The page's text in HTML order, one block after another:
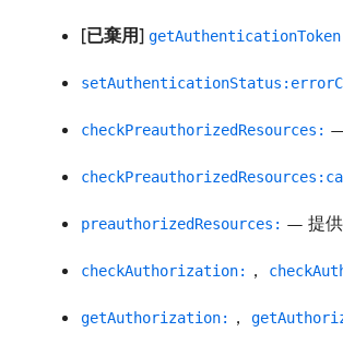
[已棄用] getAuthenticationToken
checkPreauthorizedResources:
preauthorizedResources: — 提供
checkAuthorization: ，
getAuthorization: ，